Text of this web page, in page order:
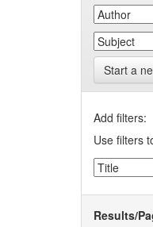
Start a
Add filters:
Use filters
Results/